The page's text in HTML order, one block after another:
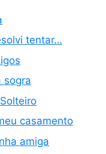
tentar…
sogra
casamento
amiga